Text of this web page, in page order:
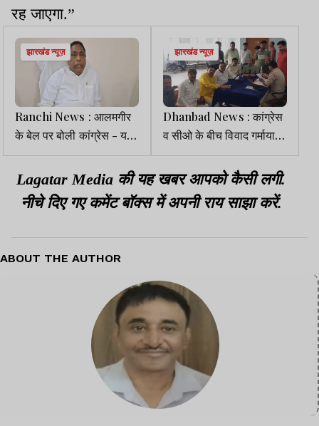
रह जाएगा.”
झारखंड न्यूज़
Ranchi News : आलमगीर
के बेल पर बोली कांग्रेस - यह
न्याय की शुरुआत
झारखंड न्यूज़
Dhanbad News : कांग्रेस
व सीओ के बीच विवाद गर्माया,
थाने में शिकायत, आंदोलन की
चेतावनी
Lagatar Media की यह खबर आपको कैसी लगी.
नीचे दिए गए कमेंट बॉक्स में अपनी राय साझा करें.
ABOUT THE AUTHOR